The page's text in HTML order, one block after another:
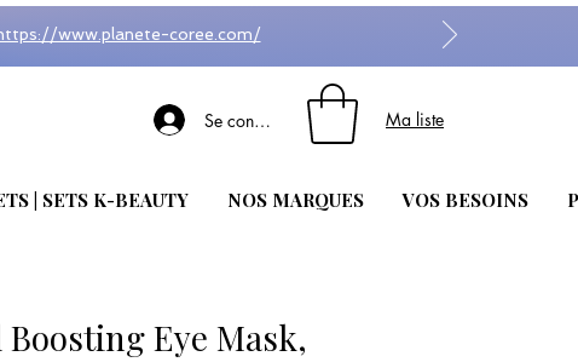
www.planete-coree.com/
Se connecter Ma liste
| SETS K-BEAUTY NOS MARQUES VOS BESOINS
Eye Mask,